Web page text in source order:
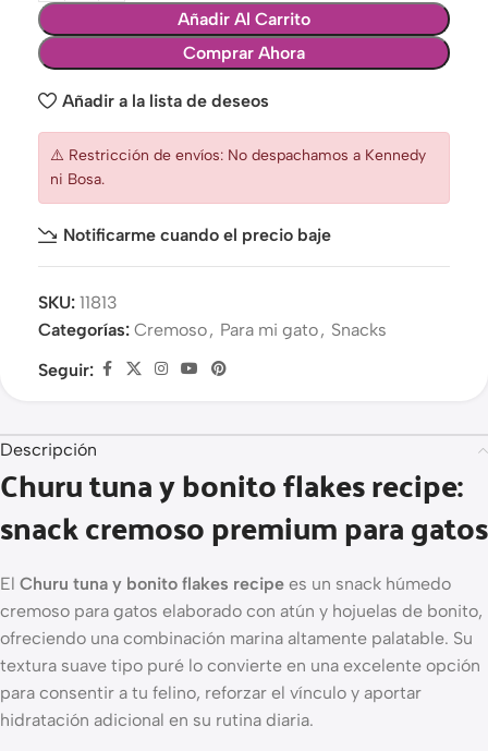
Añadir Al Carrito
Comprar Ahora
Añadir a la lista de deseos
⚠️ Restricción de envíos: No despachamos a Kennedy
ni Bosa.
Notificarme cuando el precio baje
SKU: 11813
Categorías: Cremoso, Para mi gato, Snacks
Seguir:
Descripción
Churu tuna y bonito flakes recipe:
snack cremoso premium para gatos
El Churu tuna y bonito flakes recipe es un snack húmedo
cremoso para gatos elaborado con atún y hojuelas de bonito,
ofreciendo una combinación marina altamente palatable. Su
textura suave tipo puré lo convierte en una excelente opción
para consentir a tu felino, reforzar el vínculo y aportar
hidratación adicional en su rutina diaria.